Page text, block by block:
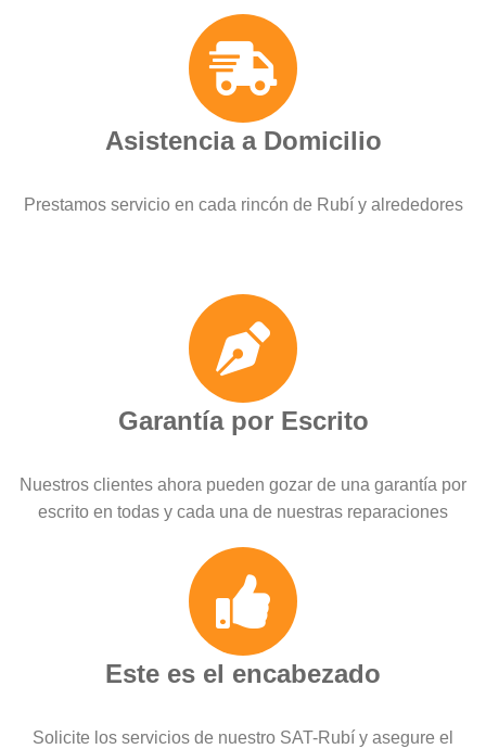
Asistencia a Domicilio
Prestamos servicio en cada rincón de Rubí y alrededores
Garantía por Escrito
Nuestros clientes ahora pueden gozar de una garantía por
escrito en todas y cada una de nuestras reparaciones
Este es el encabezado
Solicite los servicios de nuestro SAT-Rubí y asegure el